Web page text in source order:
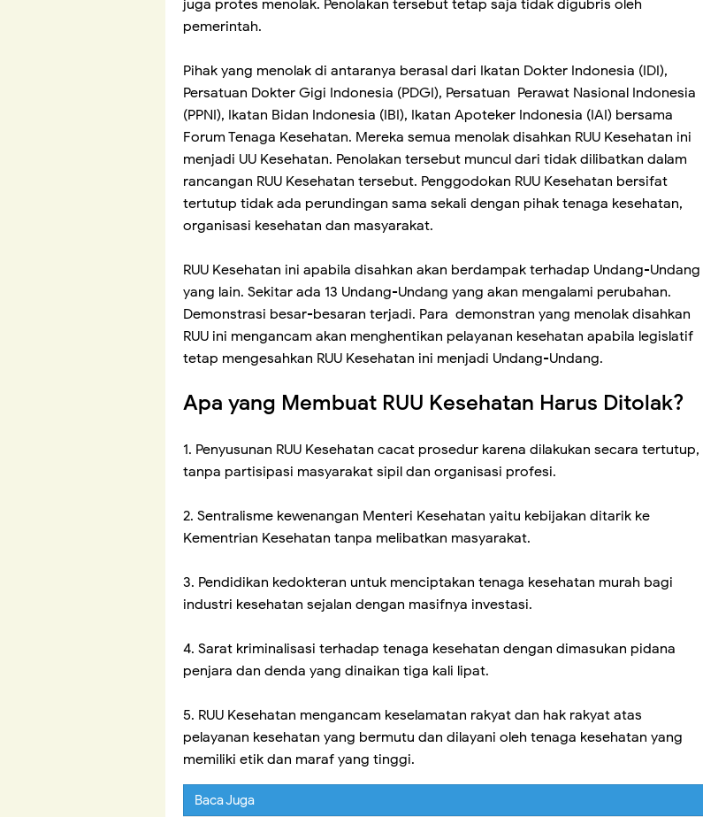
juga protes menolak. Penolakan tersebut tetap saja tidak digubris oleh
pemerintah.
Pihak yang menolak di antaranya berasal dari Ikatan Dokter Indonesia (IDI),
Persatuan Dokter Gigi Indonesia (PDGI), Persatuan Perawat Nasional Indonesia
(PPNI), Ikatan Bidan Indonesia (IBI), Ikatan Apoteker Indonesia (IAI) bersama
Forum Tenaga Kesehatan. Mereka semua menolak disahkan RUU Kesehatan ini
menjadi UU Kesehatan. Penolakan tersebut muncul dari tidak dilibatkan dalam
rancangan RUU Kesehatan tersebut. Penggodokan RUU Kesehatan bersifat
tertutup tidak ada perundingan sama sekali dengan pihak tenaga kesehatan,
organisasi kesehatan dan masyarakat.
RUU Kesehatan ini apabila disahkan akan berdampak terhadap Undang-Undang
yang lain. Sekitar ada 13 Undang-Undang yang akan mengalami perubahan.
Demonstrasi besar-besaran terjadi. Para demonstran yang menolak disahkan
RUU ini mengancam akan menghentikan pelayanan kesehatan apabila legislatif
tetap mengesahkan RUU Kesehatan ini menjadi Undang-Undang.
Apa yang Membuat RUU Kesehatan Harus Ditolak?
1. Penyusunan RUU Kesehatan cacat prosedur karena dilakukan secara tertutup,
tanpa partisipasi masyarakat sipil dan organisasi profesi.
2. Sentralisme kewenangan Menteri Kesehatan yaitu kebijakan ditarik ke
Kementrian Kesehatan tanpa melibatkan masyarakat.
3. Pendidikan kedokteran untuk menciptakan tenaga kesehatan murah bagi
industri kesehatan sejalan dengan masifnya investasi.
4. Sarat kriminalisasi terhadap tenaga kesehatan dengan dimasukan pidana
penjara dan denda yang dinaikan tiga kali lipat.
5. RUU Kesehatan mengancam keselamatan rakyat dan hak rakyat atas
pelayanan kesehatan yang bermutu dan dilayani oleh tenaga kesehatan yang
memiliki etik dan maraf yang tinggi.
Baca Juga